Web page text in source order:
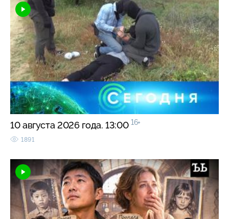
10 августа 2026 года. 13:00 16+
1891